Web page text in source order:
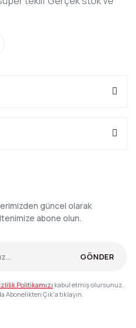
güncel olarak
abone olun.
GÖNDER
Politikamızı kabul etmiş olursunuz.
Abonelikten Çık'a tıklayın.